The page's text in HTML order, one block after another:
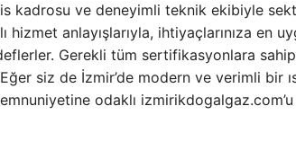
kadrosu ve deneyimli teknik ekibiyle
anlayışlarıyla, ihtiyaçlarınıza en
Gerekli tüm sertifikasyonlara sahip
siz de İzmir’de modern ve verimli bir
odaklı